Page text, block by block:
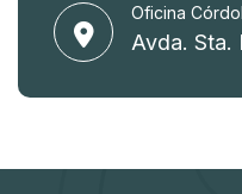
Oficina
Avda. Sta.